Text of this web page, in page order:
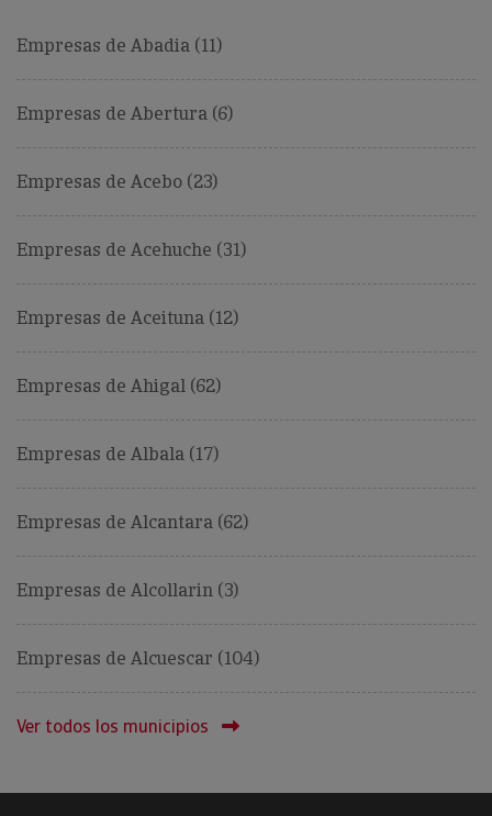
Empresas de Abadia (11)
Empresas de Abertura (6)
Empresas de Acebo (23)
Empresas de Acehuche (31)
Empresas de Aceituna (12)
Empresas de Ahigal (62)
Empresas de Albala (17)
Empresas de Alcantara (62)
Empresas de Alcollarin (3)
Empresas de Alcuescar (104)
Ver todos los municipios